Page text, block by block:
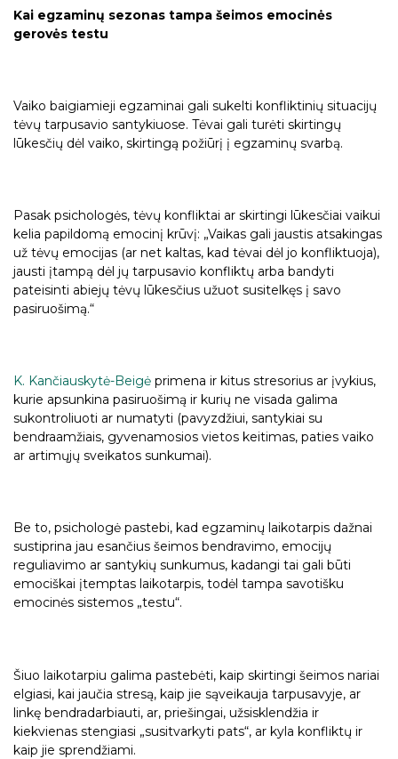
Kai egzaminų sezonas tampa šeimos emocinės
gerovės testu
Vaiko baigiamieji egzaminai gali sukelti konfliktinių situacijų
tėvų tarpusavio santykiuose. Tėvai gali turėti skirtingų
lūkesčių dėl vaiko, skirtingą požiūrį į egzaminų svarbą.
Pasak psichologės, tėvų konfliktai ar skirtingi lūkesčiai vaikui
kelia papildomą emocinį krūvį: „Vaikas gali jaustis atsakingas
už tėvų emocijas (ar net kaltas, kad tėvai dėl jo konfliktuoja),
jausti įtampą dėl jų tarpusavio konfliktų arba bandyti
pateisinti abiejų tėvų lūkesčius užuot susitelkęs į savo
pasiruošimą.“
K. Kančiauskytė-Beigė primena ir kitus stresorius ar įvykius,
kurie apsunkina pasiruošimą ir kurių ne visada galima
sukontroliuoti ar numatyti (pavyzdžiui, santykiai su
bendraamžiais, gyvenamosios vietos keitimas, paties vaiko
ar artimųjų sveikatos sunkumai).
Be to, psichologė pastebi, kad egzaminų laikotarpis dažnai
sustiprina jau esančius šeimos bendravimo, emocijų
reguliavimo ar santykių sunkumus, kadangi tai gali būti
emociškai įtemptas laikotarpis, todėl tampa savotišku
emocinės sistemos „testu“.
Šiuo laikotarpiu galima pastebėti, kaip skirtingi šeimos nariai
elgiasi, kai jaučia stresą, kaip jie sąveikauja tarpusavyje, ar
linkę bendradarbiauti, ar, priešingai, užsisklendžia ir
kiekvienas stengiasi „susitvarkyti pats“, ar kyla konfliktų ir
kaip jie sprendžiami.